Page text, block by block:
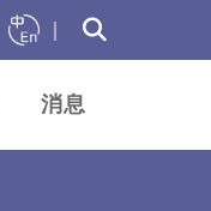
消息